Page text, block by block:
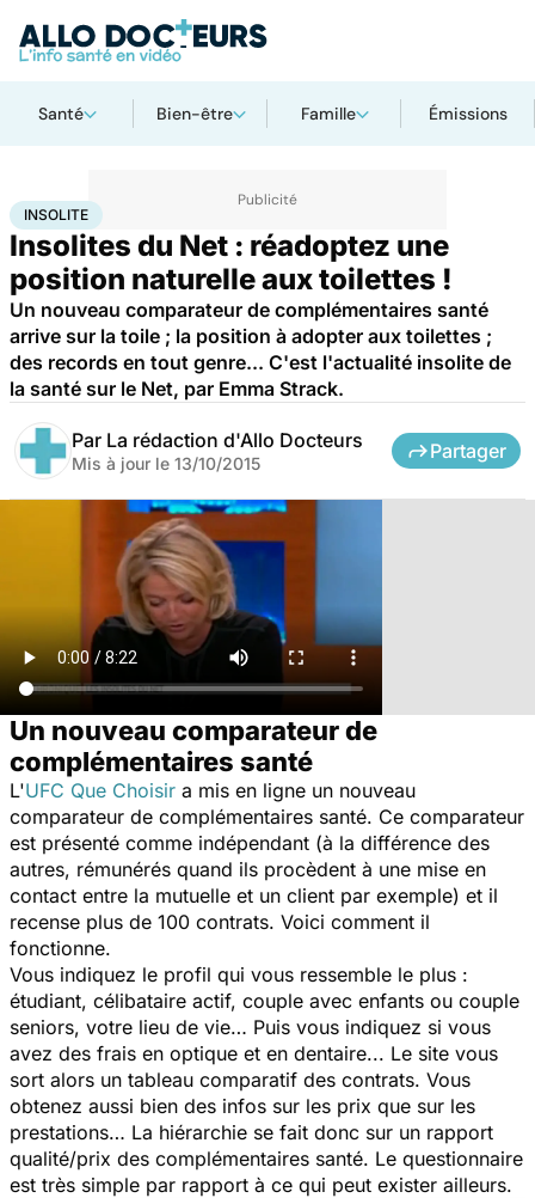
Santé Bien-être Famille Émissions
AccueilSanté
INSOLITE
Insolites du Net : réadoptez une
position naturelle aux toilettes !
Un nouveau comparateur de complémentaires santé
arrive sur la toile ; la position à adopter aux toilettes ;
des records en tout genre... C'est l'actualité insolite de
la santé sur le Net, par Emma Strack.
Par La rédaction d'Allo Docteurs
Mis à jour le 13/10/2015
Partager
Un nouveau comparateur de
complémentaires santé
L'UFC Que Choisir a mis en ligne un nouveau
comparateur de complémentaires santé. Ce comparateur
est présenté comme indépendant (à la différence des
autres, rémunérés quand ils procèdent à une mise en
contact entre la mutuelle et un client par exemple) et il
recense plus de 100 contrats. Voici comment il
fonctionne.
Vous indiquez le profil qui vous ressemble le plus :
étudiant, célibataire actif, couple avec enfants ou couple
seniors, votre lieu de vie… Puis vous indiquez si vous
avez des frais en optique et en dentaire... Le site vous
sort alors un tableau comparatif des contrats. Vous
obtenez aussi bien des infos sur les prix que sur les
prestations… La hiérarchie se fait donc sur un rapport
qualité/prix des complémentaires santé. Le questionnaire
est très simple par rapport à ce qui peut exister ailleurs.